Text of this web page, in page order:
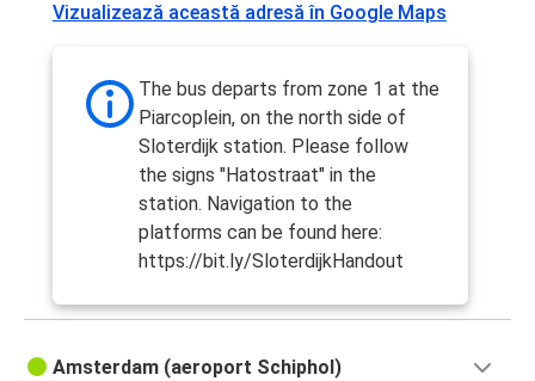
Vizualizează această adresă în Google Maps
The bus departs from zone 1 at the
Piarcoplein, on the north side of
Sloterdijk station. Please follow
the signs "Hatostraat" in the
station. Navigation to the
platforms can be found here:
https://bit.ly/SloterdijkHandout
Amsterdam (aeroport Schiphol)